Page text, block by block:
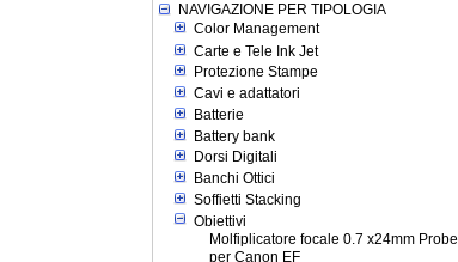
NAVIGAZIONE PER TIPOLOGIA
Color Management
Carte e Tele Ink Jet
Protezione Stampe
Cavi e adattatori
Batterie
Battery bank
Dorsi Digitali
Banchi Ottici
Soffietti Stacking
Obiettivi
Molfiplicatore focale 0.7 x24mm Probe
per Canon EF